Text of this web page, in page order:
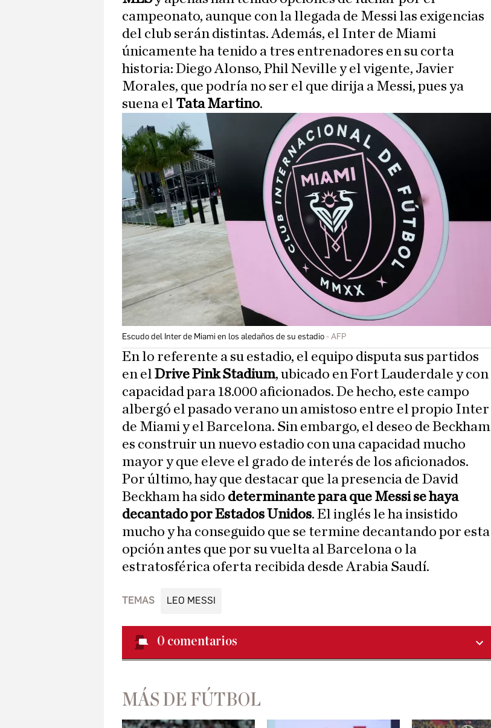
campeonato, aunque con la llegada de Messi las exigencias
del club serán distintas. Además, el Inter de Miami
únicamente ha tenido a tres entrenadores en su corta
historia: Diego Alonso, Phil Neville y el vigente, Javier
Morales, que podría no ser el que dirija a Messi, pues ya
suena el Tata Martino.
Escudo del Inter de Miami en los aledaños de su estadio AFP
En lo referente a su estadio, el equipo disputa sus partidos
en el Drive Pink Stadium, ubicado en Fort Lauderdale y con
capacidad para 18.000 aficionados. De hecho, este campo
albergó el pasado verano un amistoso entre el propio Inter
de Miami y el Barcelona. Sin embargo, el deseo de Beckham
es construir un nuevo estadio con una capacidad mucho
mayor y que eleve el grado de interés de los aficionados.
Por último, hay que destacar que la presencia de David
Beckham ha sido determinante para que Messi se haya
decantado por Estados Unidos. El inglés le ha insistido
mucho y ha conseguido que se termine decantando por esta
opción antes que por su vuelta al Barcelona o la
estratosférica oferta recibida desde Arabia Saudí.
TEMAS LEO MESSI
0 comentarios
MÁS DE FÚTBOL